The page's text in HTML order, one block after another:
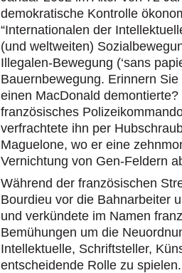
demokratische Kontrolle
“Internationalen der
(und weltweiten)
Illegalen-Bewegung (‘sans
Bauernbewegung. Erinnern
einen MacDonald
französisches
verfrachtete ihn per
Maguelone, wo er eine
Vernichtung von Gen-Feldern
Während der französischen
Bourdieu vor die Bahnarbeiter
und verkündete im Namen
Bemühungen um die
Intellektuelle, Schriftsteller,
entscheidende Rolle zu